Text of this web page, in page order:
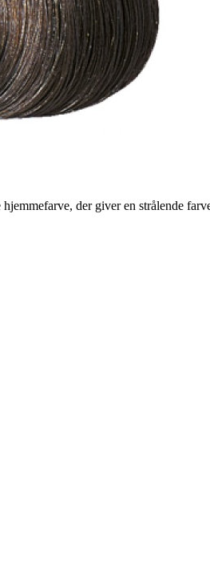
der giver en strålende